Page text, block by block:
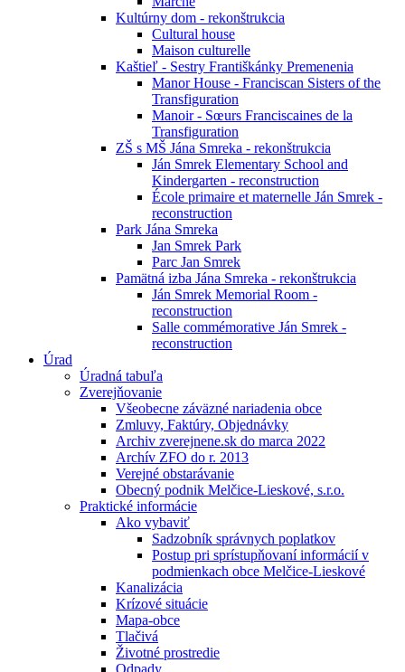
Kultúrny dom - rekonštrukcia
Cultural house
Maison culturelle
Kaštieľ - Sestry Františkánky Premenenia
Manor House - Franciscan Sisters of the
Transfiguration
Manoir - Sœurs Franciscaines de la
Transfiguration
ZŠ s MŠ Jána Smreka - rekonštrukcia
Ján Smrek Elementary School and
Kindergarten - reconstruction
École primaire et maternelle Ján Smrek -
reconstruction
Park Jána Smreka
Jan Smrek Park
Parc Jan Smrek
Pamätná izba Jána Smreka - rekonštrukcia
Ján Smrek Memorial Room -
reconstruction
Salle commémorative Ján Smrek -
reconstruction
Úrad
Úradná tabuľa
Zverejňovanie
Všeobecne záväzné nariadenia obce
Zmluvy, Faktúry, Objednávky
Archiv zverejnene.sk do marca 2022
Archív ZFO do r. 2013
Verejné obstarávanie
Obecný podnik Melčice-Lieskové, s.r.o.
Praktické informácie
Ako vybaviť
Sadzobník správnych poplatkov
Postup pri sprístupňovaní informácií v
podmienkach obce Melčice-Lieskové
Kanalizácia
Krízové situácie
Mapa-obce
Tlačivá
Životné prostredie
Odpady